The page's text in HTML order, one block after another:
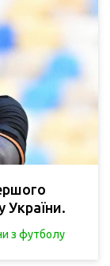
України.
з футболу